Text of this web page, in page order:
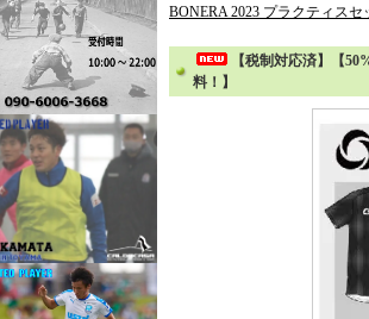
BONERA 2023 プラクティス
【税制対応済】【
料！】